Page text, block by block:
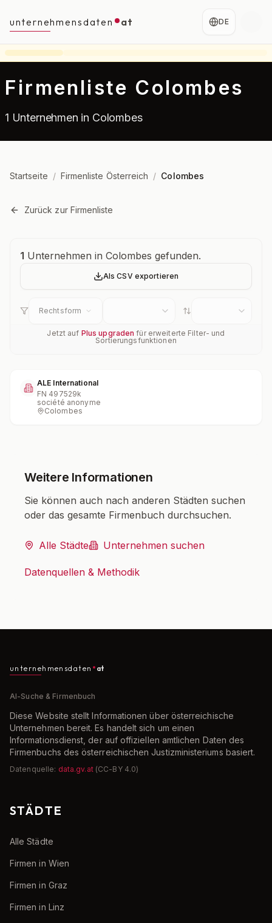
unternehmensdaten at DE
Firmenliste Colombes
1 Unternehmen in Colombes
Startseite / Firmenliste Österreich / Colombes
Zurück zur Firmenliste
Unternehmensübersicht
1 Unternehmen in Colombes gefunden.
Als CSV exportieren
Rechtsform
Jetzt auf Plus upgraden für erweiterte Filter- und
Sortierungsfunktionen
ALE International
FN 497529k
société anonyme
Colombes
Weitere Informationen
Sie können auch nach anderen Städten suchen
oder das gesamte Firmenbuch durchsuchen.
Alle Städte Unternehmen suchen
Datenquellen & Methodik
unternehmensdaten at
AI-Suche & Firmenbuch
Diese Website stellt Informationen über österreichische
Unternehmen bereit. Es handelt sich um einen
Informationsdienst, der auf offiziellen amtlichen Daten des
Firmenbuchs des österreichischen Justizministeriums basiert.
Datenquelle: data.gv.at (CC-BY 4.0)
STÄDTE
Alle Städte
Firmen in Wien
Firmen in Graz
Firmen in Linz